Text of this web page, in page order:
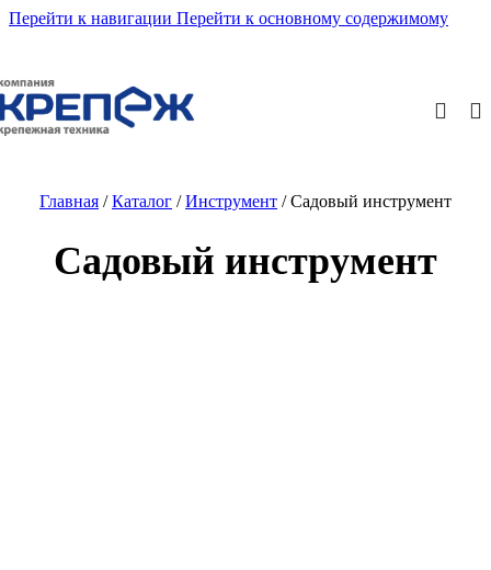
Перейти к навигации Перейти к основному содержимому
Главная /Каталог /Инструмент /Садовый инструмент
Садовый инструмент